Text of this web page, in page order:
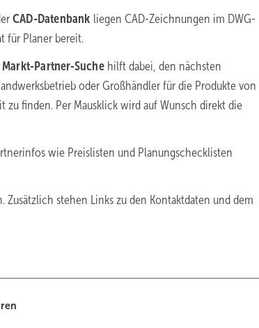
CAD-Datenbank liegen CAD-Zeichnungen im DWG-
für Planer bereit.
Markt-Partner-Suchehilft dabei, den nächsten
oder Großhändler für die Produkte von
zu finden. Per Mausklick wird auf Wunsch direkt die
wie Preislisten und Planungschecklisten
Zusätzlich stehen Links zu den Kontaktdaten und dem